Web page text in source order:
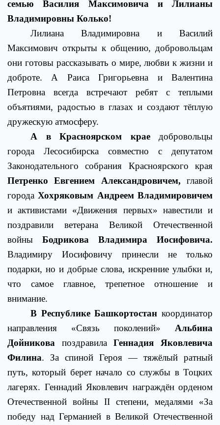
семью Василия Максимовича и Лилианы
Владимировны Колько!
Лилиана Владимировна и Василий
Максимович открыты к общению, добровольцам
они готовы рассказывать о мире, любви к жизни и
доброте. А Раиса Григорьевна и Валентина
Петровна всегда встречают ребят с теплыми
объятиями, радостью в глазах и создают тёплую
дружескую атмосферу.
А в Красноярском краедобровольцы
города Лесосибирска совместно с депутатом
Законодательного собрания Красноярского края
Петренко Евгением Александровичем, главой
городаХохряковым Андреем Владимировичем
и активистами «Движения первых» навестили и
поздравили ветерана Великой Отечественной
войны Бодрикова Владимира Иосифовича.
Владимиру Иосифовичу принесли не только
подарки, но и добрые слова, искренние улыбки и,
что самое главное, трепетное отношение и
внимание.
В Республике Башкортостан координатор
направления «Связь поколений» Альбина
Дойникова поздравилаГеннадия Яковлевича
Филина. За спиной Героя — тяжёлый ратный
путь, который берет начало со службы в Тоцких
лагерях. Геннадий Яковлевич награждён орденом
Отечественной войны II степени, медалями «За
победу над Германией в Великой Отечественной